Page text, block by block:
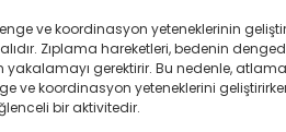
ve koordinasyon yeteneklerinin
Zıplama hareketleri, bedenin
yakalamayı gerektirir. Bu nedenle,
ve koordinasyon yeteneklerini
bir aktivitedir.